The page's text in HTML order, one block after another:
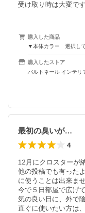
受け取り時は大変です
購入した商品
▼本体カラー 選択し
購入したストア
パルトネール インテリ
最初の臭いが…
4
12月にクロスターが
他の投稿でも有った
に使うことは出来ま
今で５日部屋で広げ
気の良い日に、外で
直ぐに使いたい方は